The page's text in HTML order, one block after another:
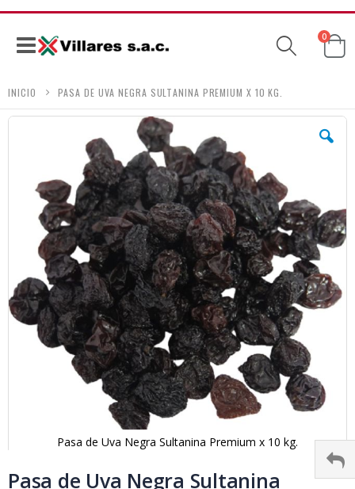
Navegación
0
INICIO PASA DE UVA NEGRA SULTANINA PREMIUM X 10 KG.
Skip
images
gallery
Pasa de Uva Negra Sultanina Premium x 10 kg.
to
Pasa de Uva Negra Sultanina